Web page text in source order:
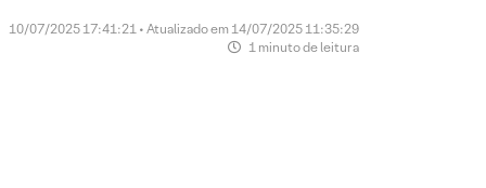
10/07/2025 17:41:21 • Atualizado em 14/07/2025 11:35:29
1 minuto de leitura